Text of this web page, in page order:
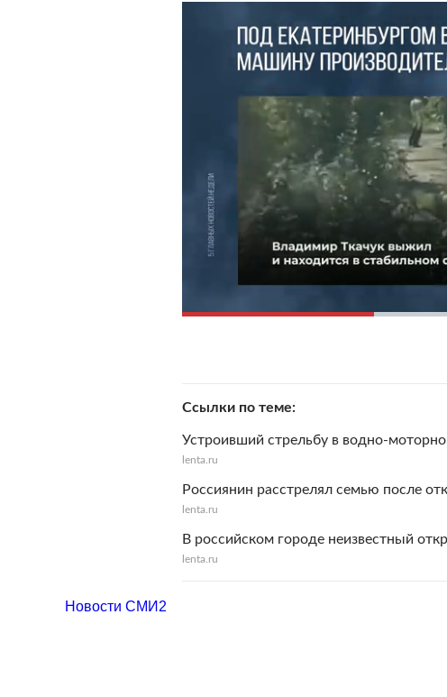
Ссылки по теме
Устроивший стрельбу в водно-
lenta.ru
Россиянин расстрелял семью после
lenta.ru
В российском городе неизвестный
lenta.ru
Новости СМИ2